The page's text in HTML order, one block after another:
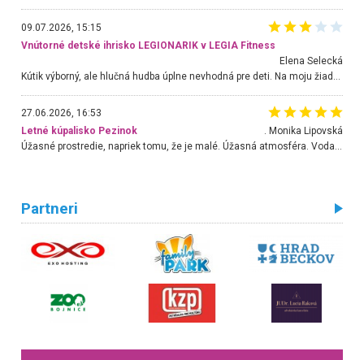
09.07.2026, 15:15
Vnútorné detské ihrisko LEGIONARIK v LEGIA Fitness
Elena Selecká
27.06.2026, 16:53
Letné kúpalisko Pezinok
. Monika Lipovská
Úžasné prostredie, napriek tomu, že je malé. Úžasná atmosféra. Voda fantastická a nádherná. Ľudí je pomerne veľa, ale su mili a ohľaduplní. Je veľmi zaujímavé sledovať, ako dokážu spolu športovať cudzí ľudia a bez ohľadu na vek. Vládne tu pohoda. Vnuka neviem dostať z vody. Ďakujem za krásny deň . Urcite sa sem vrátim. Jediný problém je s parkovaním, ale aj ten sa mi podarilo vyriešiť. Monika Bratislava
Partneri